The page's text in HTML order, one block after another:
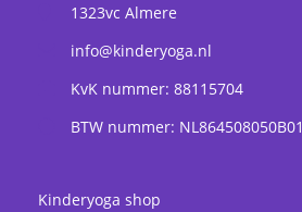
1323vc Almere
info@kinderyoga.nl
KvK nummer: 88115704
BTW nummer: NL864508050B01
Kinderyoga shop